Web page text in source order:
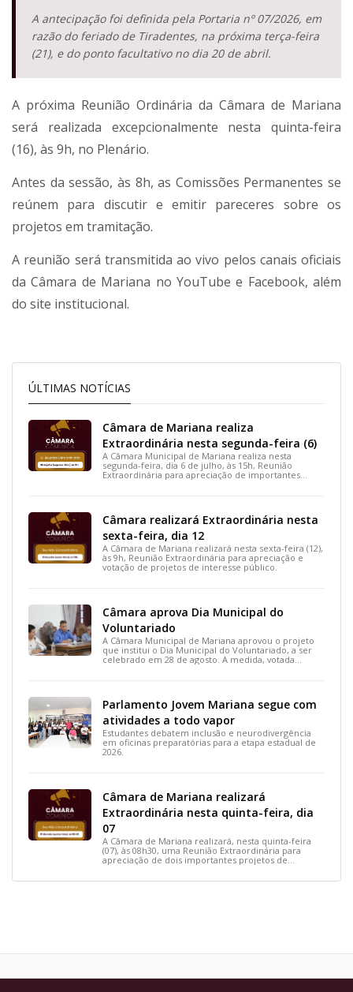
A antecipação foi definida pela Portaria nº 07/2026, em
razão do feriado de Tiradentes, na próxima terça-feira
(21), e do ponto facultativo no dia 20 de abril.
A próxima Reunião Ordinária da Câmara de Mariana
será realizada excepcionalmente nesta quinta-feira
(16), às 9h, no Plenário.
Antes da sessão, às 8h, as Comissões Permanentes se
reúnem para discutir e emitir pareceres sobre os
projetos em tramitação.
A reunião será transmitida ao vivo pelos canais oficiais
da Câmara de Mariana no YouTube e Facebook, além
do site institucional.
ÚLTIMAS NOTÍCIAS
Câmara de Mariana realiza
Extraordinária nesta segunda-feira (6)
A Câmara Municipal de Mariana realiza nesta
segunda-feira, dia 6 de julho, às 15h, Reunião
Extraordinária para apreciação de importantes
Câmara realizará Extraordinária nesta
sexta-feira, dia 12
A Câmara de Mariana realizará nesta sexta-feira (12),
às 9h, Reunião Extraordinária para apreciação e
votação de projetos de interesse público.
Câmara aprova Dia Municipal do
Voluntariado
A Câmara Municipal de Mariana aprovou o projeto
que institui o Dia Municipal do Voluntariado, a ser
celebrado em 28 de agosto. A medida, votada
Parlamento Jovem Mariana segue com
atividades a todo vapor
Estudantes debatem inclusão e neurodivergência
em oficinas preparatórias para a etapa estadual de
2026.
Câmara de Mariana realizará
Extraordinária nesta quinta-feira, dia
07
A Câmara de Mariana realizará, nesta quinta-feira
(07), às 08h30, uma Reunião Extraordinária para
apreciação de dois importantes projetos de